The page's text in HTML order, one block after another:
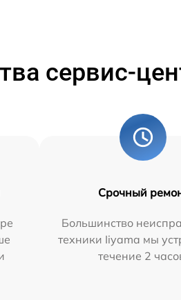
сервис-
Срочный
Большинство
техники Iiyama мы
течение 2